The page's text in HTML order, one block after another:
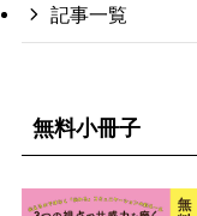
記事一覧
無料小冊子